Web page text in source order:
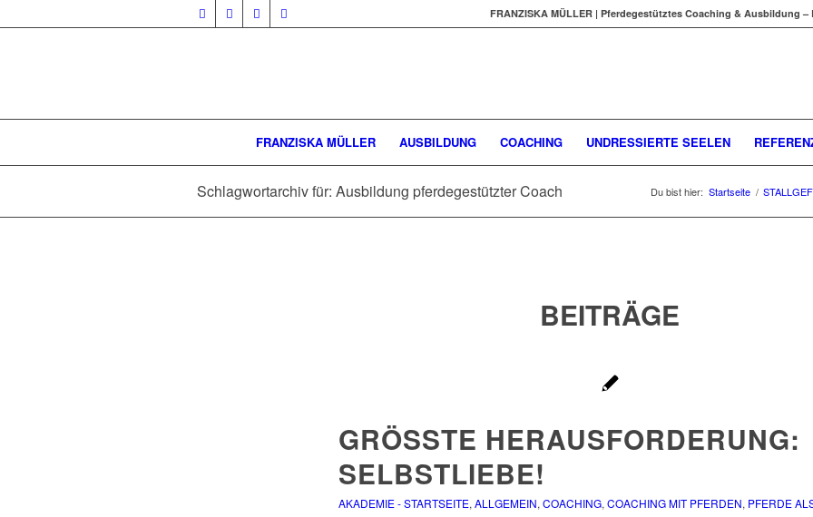
FRANZISKA MÜLLER | Pferdegestütztes Coaching & Ausbildung
FRANZISKA MÜLLER AUSBILDUNG COACHING UNDRESSIERTE SEELEN
Schlagwortarchiv für: Ausbildung pferdegestützter Coach Du bist hier: Startseite /
BEITRÄGE
GRÖSSTE HERAUSFORDERUNG: S
ELBSTLIEBE!
AKADEMIE - STARTSEITE, ALLGEMEIN, COACHING, COACHING MIT PFERDEN, PFERDE